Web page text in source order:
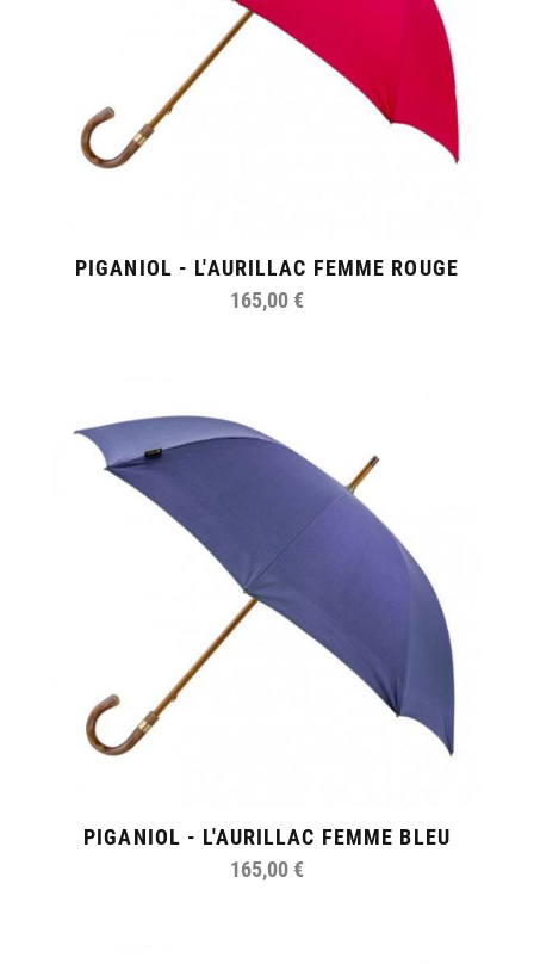
PIGANIOL - L'AURILLAC FEMME ROUGE
165,00 €
PIGANIOL - L'AURILLAC FEMME BLEU
165,00 €